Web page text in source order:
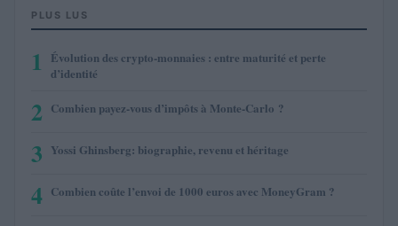
PLUS LUS
1
Évolution des crypto-monnaies : entre maturité et perte
d’identité
2 Combien payez-vous d’impôts à Monte-Carlo ?
3 Yossi Ghinsberg: biographie, revenu et héritage
4 Combien coûte l’envoi de 1000 euros avec MoneyGram ?